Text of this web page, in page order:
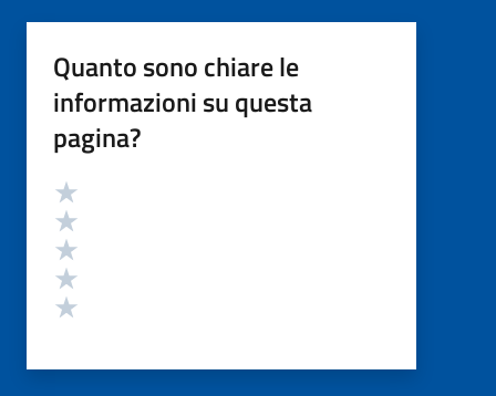
Quanto sono chiare le
informazioni su questa
pagina?
Valutazione